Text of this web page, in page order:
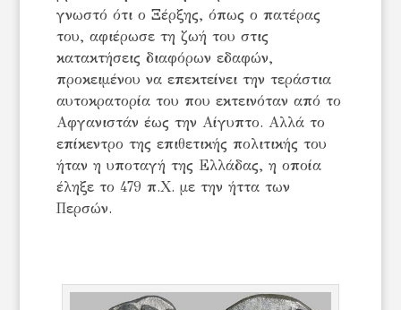
γνωστό ότι ο Ξέρξης, όπως ο πατέρας
του, αφιέρωσε τη ζωή του στις
κατακτήσεις διαφόρων εδαφών,
προκειμένου να επεκτείνει την τεράστια
αυτοκρατορία του που εκτεινόταν από το
Αφγανιστάν έως την Αίγυπτο. Αλλά το
επίκεντρο της επιθετικής πολιτικής του
ήταν η υποταγή της Ελλάδας, η οποία
έληξε το 479 π.Χ. με την ήττα των
Περσών.